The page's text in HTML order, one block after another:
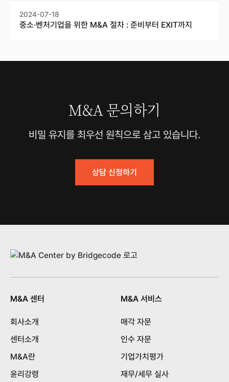
2024-07-18
중소·벤처기업을 위한 M&A 절차 : 준비부터 EXIT까지
M&A 문의하기
비밀 유지를 최우선 원칙으로 삼고 있습니다.
상담 신청하기
M&A 센터
회사소개
센터소개
M&A란
윤리강령
M&A 서비스
매각 자문
인수 자문
기업가치평가
재무/세무 실사